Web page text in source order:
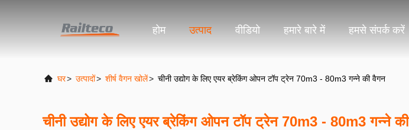
होम उत्पाद वीडियो हमारे बारे में हमसे संपर्क करें
घर> उत्पादों> शीर्ष वैगन खोलें> चीनी उद्योग के लिए एयर ब्रेकिंग ओपन टॉप ट्रेन 70m3 - 80m3 गन्ने की वैगन
चीनी उद्योग के लिए एयर ब्रेकिंग ओपन टॉप ट्रेन 70m3 - 80m3 गन्ने की